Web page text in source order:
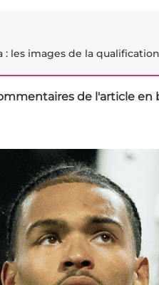
: les images de la
de l'article en